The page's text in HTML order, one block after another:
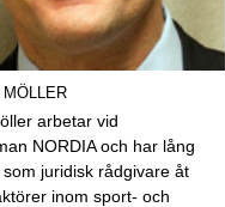
arbetar vid
NORDIA och har lång
juridisk rådgivare åt
inom sport- och